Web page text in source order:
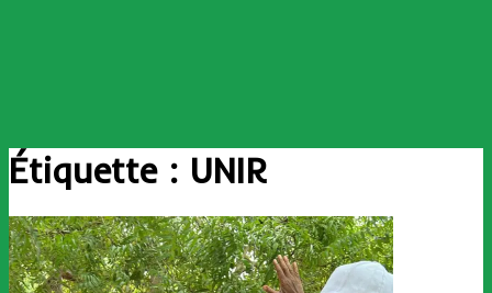
Étiquette : UNIR